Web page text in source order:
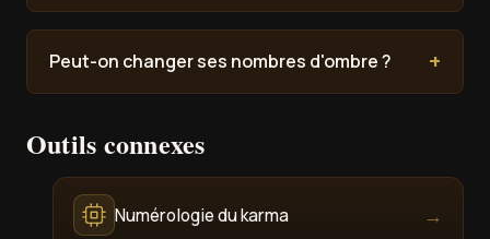
Peut-on changer ses nombres d'ombre ?
Outils connexes
Numérologie du karma →